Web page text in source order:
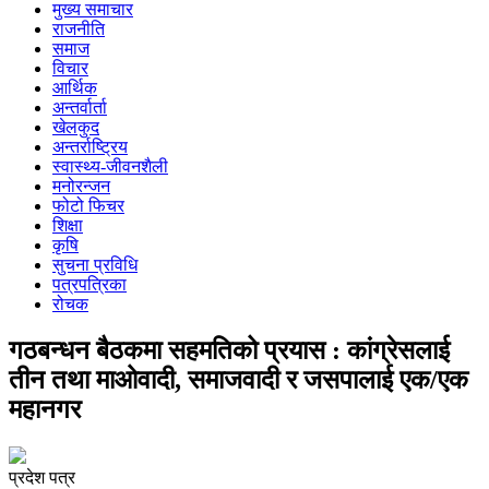
मुख्य समाचार
राजनीति
समाज
विचार
आर्थिक
अन्तर्वार्ता
खेलकुद
अन्तर्राष्ट्रिय
स्वास्थ्य-जीवनशैली
मनोरन्जन
फोटो फिचर
शिक्षा
कृषि
सुचना प्रविधि
पत्रपत्रिका
रोचक
गठबन्धन बैठकमा सहमतिको प्रयास : कांग्रेसलाई
तीन तथा माओवादी, समाजवादी र जसपालाई एक/एक
महानगर
प्रदेश पत्र